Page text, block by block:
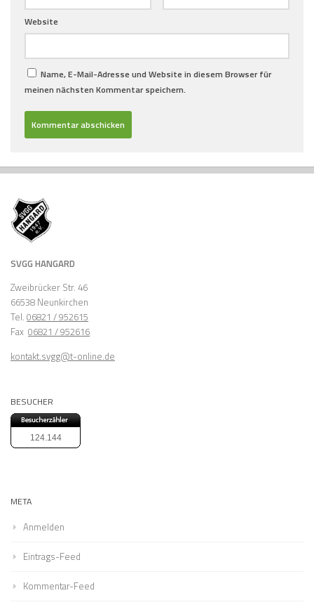
Website
Name, E-Mail-Adresse und Website in diesem Browser für
meinen nächsten Kommentar speichern.
SVGG HANGARD
Zweibrücker Str. 46
66538 Neunkirchen
Tel. 06821 / 952615
Fax 06821 / 952616
kontakt.svgg@t-online.de
BESUCHER
124.144
META
Anmelden
Eintrags-Feed
Kommentar-Feed